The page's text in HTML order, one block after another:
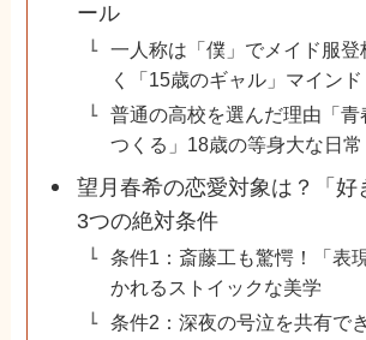
ール
一人称は「僕」でメイド服登
く「15歳のギャル」マインド
普通の高校を選んだ理由「青
つくる」18歳の等身大な日常
望月春希の恋愛対象は？「好
3つの絶対条件
条件1：斎藤工も驚愕！「表
かれるストイックな美学
条件2：深夜の号泣を共有で